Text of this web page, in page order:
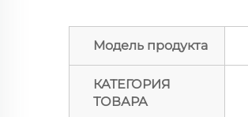
Модель продукта
КАТЕГОРИЯ
ТОВАРА